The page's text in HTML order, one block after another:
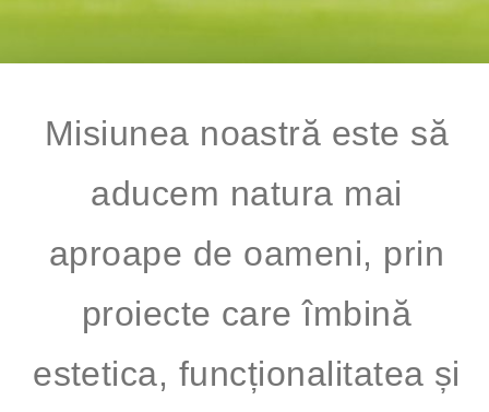
Misiunea noastră este să
aducem natura mai
aproape de oameni, prin
proiecte care îmbină
estetica, funcționalitatea și